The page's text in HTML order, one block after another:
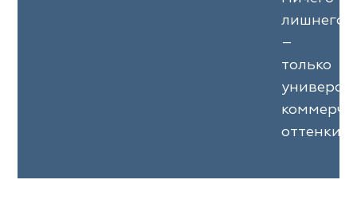
лишнего
–
только
оттенки.